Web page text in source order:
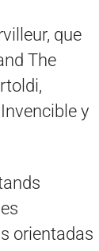
que
The
y
orientadas